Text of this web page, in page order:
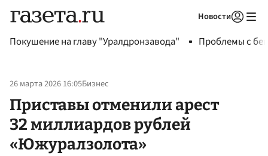
Новости
Покушение на главу "Уралдронзавода" Проблемы с
26 марта 2026 16:05Бизнес
Приставы отменили арест
32 миллиардов рублей
«Южуралзолота»